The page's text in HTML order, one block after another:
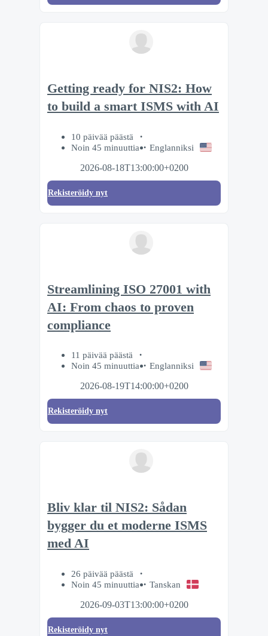
Getting ready for NIS2: How
to build a smart ISMS with AI
10 päivää päästä
Noin 45 minuuttia
Englanniksi
2026-08-18T13:00:00+0200
Rekisteröidy nyt
Streamlining ISO 27001 with
AI: From chaos to proven
compliance
11 päivää päästä
Noin 45 minuuttia
Englanniksi
2026-08-19T14:00:00+0200
Rekisteröidy nyt
Bliv klar til NIS2: Sådan
bygger du et moderne ISMS
med AI
26 päivää päästä
Noin 45 minuuttia
Tanskan
2026-09-03T13:00:00+0200
Rekisteröidy nyt